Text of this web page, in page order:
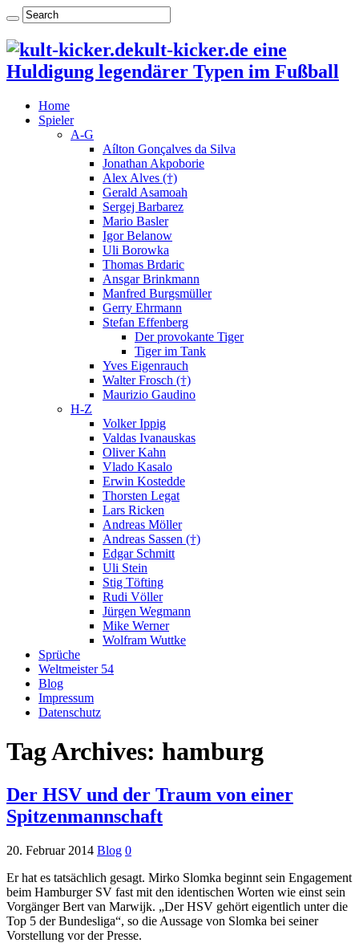
kult-kicker.de eine
Huldigung legendärer Typen im Fußball
Home
Spieler
A-G
Aílton Gonçalves da Silva
Jonathan Akpoborie
Alex Alves (†)
Gerald Asamoah
Sergej Barbarez
Mario Basler
Igor Belanow
Uli Borowka
Thomas Brdaric
Ansgar Brinkmann
Manfred Burgsmüller
Gerry Ehrmann
Stefan Effenberg
Der provokante Tiger
Tiger im Tank
Yves Eigenrauch
Walter Frosch (†)
Maurizio Gaudino
H-Z
Volker Ippig
Valdas Ivanauskas
Oliver Kahn
Vlado Kasalo
Erwin Kostedde
Thorsten Legat
Lars Ricken
Andreas Möller
Andreas Sassen (†)
Edgar Schmitt
Uli Stein
Stig Töfting
Rudi Völler
Jürgen Wegmann
Mike Werner
Wolfram Wuttke
Sprüche
Weltmeister 54
Blog
Impressum
Datenschutz
Tag Archives: hamburg
Der HSV und der Traum von einer
Spitzenmannschaft
20. Februar 2014 Blog 0
Er hat es tatsächlich gesagt. Mirko Slomka beginnt sein Engagement
beim Hamburger SV fast mit den identischen Worten wie einst sein
Vorgänger Bert van Marwijk. „Der HSV gehört eigentlich unter die
Top 5 der Bundesliga“, so die Aussage von Slomka bei seiner
Vorstellung vor der Presse.